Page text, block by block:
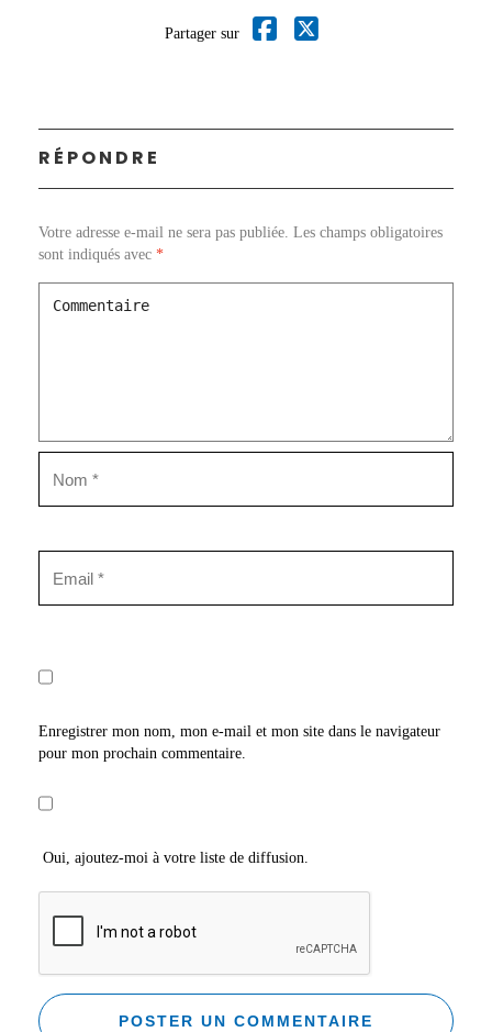
Partager sur
RÉPONDRE
Votre adresse e-mail ne sera pas publiée. Les champs obligatoires
sont indiqués avec *
Enregistrer mon nom, mon e-mail et mon site dans le navigateur
pour mon prochain commentaire.
Oui, ajoutez-moi à votre liste de diffusion.